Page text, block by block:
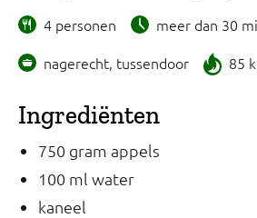
4 personen
meer dan 30
nagerecht, tussendoor
85
Ingrediënten
750 gram appels
100 ml water
kaneel